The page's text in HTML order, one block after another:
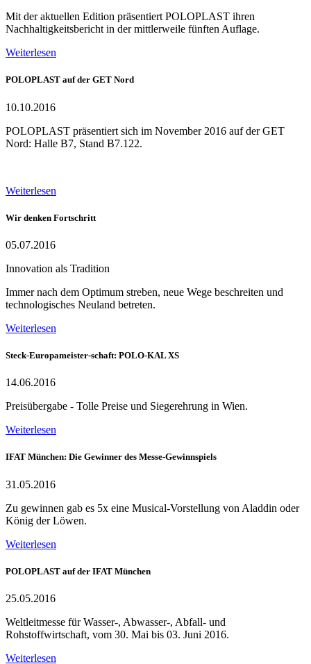
Mit der aktuellen Edition präsentiert POLOPLAST ihren
Nachhaltigkeitsbericht in der mittlerweile fünften Auflage.
Weiterlesen
POLOPLAST auf der GET Nord
10.10.2016
POLOPLAST präsentiert sich im November 2016 auf der GET
Nord: Halle B7, Stand B7.122.
Weiterlesen
Wir denken Fortschritt
05.07.2016
Innovation als Tradition
Immer nach dem Optimum streben, neue Wege beschreiten und
technologisches Neuland betreten.
Weiterlesen
Steck-Europameister-schaft: POLO-KAL XS
14.06.2016
Preisübergabe - Tolle Preise und Siegerehrung in Wien.
Weiterlesen
IFAT München: Die Gewinner des Messe-Gewinnspiels
31.05.2016
Zu gewinnen gab es 5x eine Musical-Vorstellung von Aladdin oder
König der Löwen.
Weiterlesen
POLOPLAST auf der IFAT München
25.05.2016
Weltleitmesse für Wasser-, Abwasser-, Abfall- und
Rohstoffwirtschaft, vom 30. Mai bis 03. Juni 2016.
Weiterlesen